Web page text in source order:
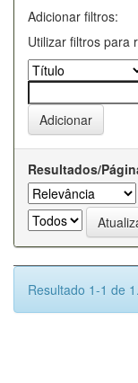
Adicionar filtros:
Utilizar filtros para
Resultados/
Resultado 1-1 de 1.